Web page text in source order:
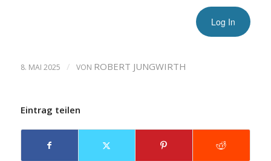
8. MAI 2025 / VON ROBERT JUNGWIRTH
Eintrag teilen